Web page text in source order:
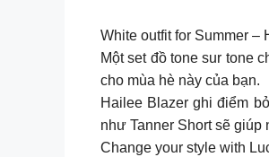
White outfit for Summer –
Một set đồ tone sur tone
cho mùa hè này của bạn.
Hailee Blazer ghi điểm
như Tanner Short sẽ giúp
Change your style with